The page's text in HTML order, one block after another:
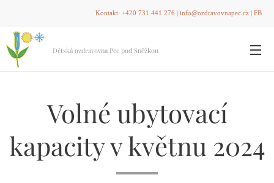
Kontakt: +420 731 441 276 | info@ozdravovnapec.cz | FB
Dětská ozdravovna Pec pod Sněžkou
Volné ubytovací
kapacity v květnu 2024